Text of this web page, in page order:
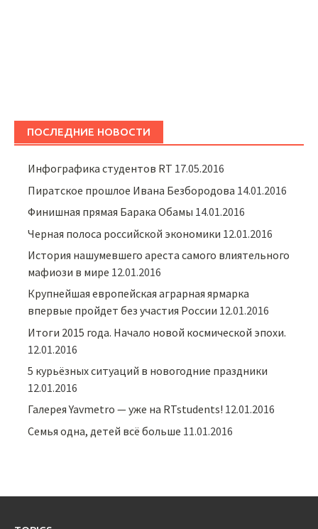
ПОСЛЕДНИЕ НОВОСТИ
Инфографика студентов RT 17.05.2016
Пиратское прошлое Ивана Безбородова 14.01.2016
Финишная прямая Барака Обамы 14.01.2016
Черная полоса российской экономики 12.01.2016
История нашумевшего ареста самого влиятельного
мафиози в мире 12.01.2016
Крупнейшая европейская аграрная ярмарка
впервые пройдет без участия России 12.01.2016
Итоги 2015 года. Начало новой космической эпохи.
12.01.2016
5 курьёзных ситуаций в новогодние праздники
12.01.2016
Галерея Yavmetro — уже на RTstudents! 12.01.2016
Семья одна, детей всё больше 11.01.2016